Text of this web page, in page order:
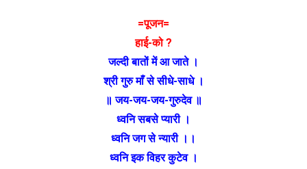
=पूजन=
हाई-को ?
जल्दी बातों में आ जाते ।
श्री गुरु माँ से सीधे-साधे ।
॥ जय-जय-जय-गुरुदेव ॥
ध्वनि सबसे प्यारी ।
ध्वनि जग से न्यारी ।।
ध्वनि इक विहर कुटेव ।